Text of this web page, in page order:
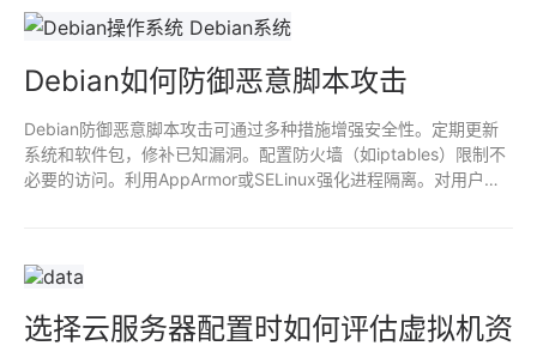
Debian如何防御恶意脚本攻击
Debian防御恶意脚本攻击可通过多种措施增强安全性。定期更新
系统和软件包，修补已知漏洞。配置防火墙（如iptables）限制不
必要的访问。利用AppArmor或SELinux强化进程隔离。对用户权
选择云服务器配置时如何评估虚拟机资